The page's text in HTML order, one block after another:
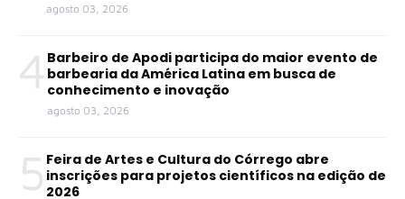
agosto 03, 2026
4 Barbeiro de Apodi participa do maior evento de
barbearia da América Latina em busca de
conhecimento e inovação
agosto 03, 2026
5 Feira de Artes e Cultura do Córrego abre
inscrições para projetos científicos na edição de
2026